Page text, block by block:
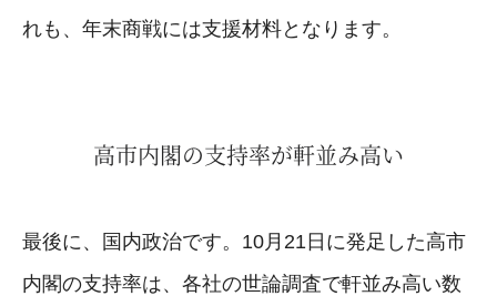
れも、年末商戦には支援材料となります。
高市内閣の支持率が軒並み高い
最後に、国内政治です。10月21日に発足した高市
内閣の支持率は、各社の世論調査で軒並み高い数